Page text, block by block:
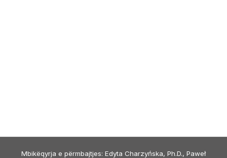
Mbikëqyrja e përmbajtjes: Edyta Charzyńska, Ph.D., Paweł